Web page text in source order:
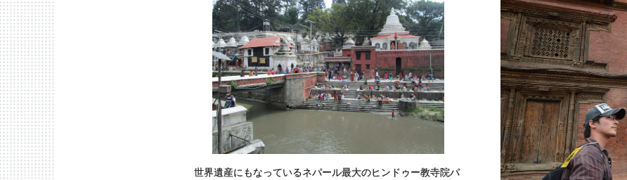
世界遺産にもなっているネパール最大のヒンドゥー教寺院パ